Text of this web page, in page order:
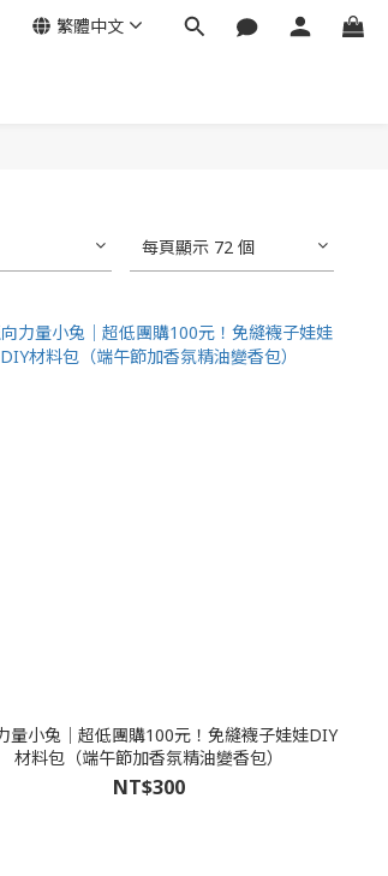
繁體中文
每頁顯示 72 個
量小兔│超低團購100元！免縫襪子娃娃DIY
材料包（端午節加香氛精油變香包）
NT$300